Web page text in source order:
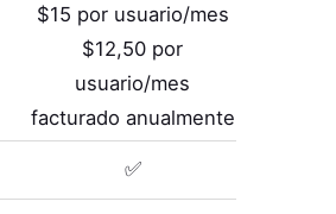
$15 por usuario/mes
$12,50 por
usuario/mes
facturado anualmente
✅